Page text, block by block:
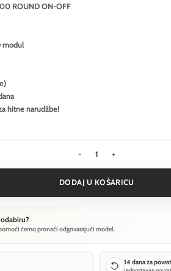
ROUND ON-OFF
modul
hitne narudžbe!
Visilica Ideal Lux
DODAJ U KOŠARICU
ćemo pronaći odgovarajući model.
14 dana za povrat